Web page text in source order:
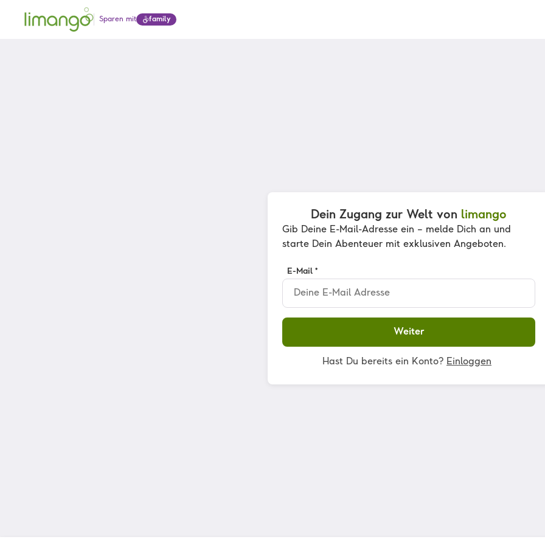
Sparen mit
family
Dein Zugang zur Welt von limango
Gib Deine E-Mail-Adresse ein – melde Dich an und
starte Dein Abenteuer mit exklusiven Angeboten.
E-Mail *
Weiter
Hast Du bereits ein Konto? Einloggen